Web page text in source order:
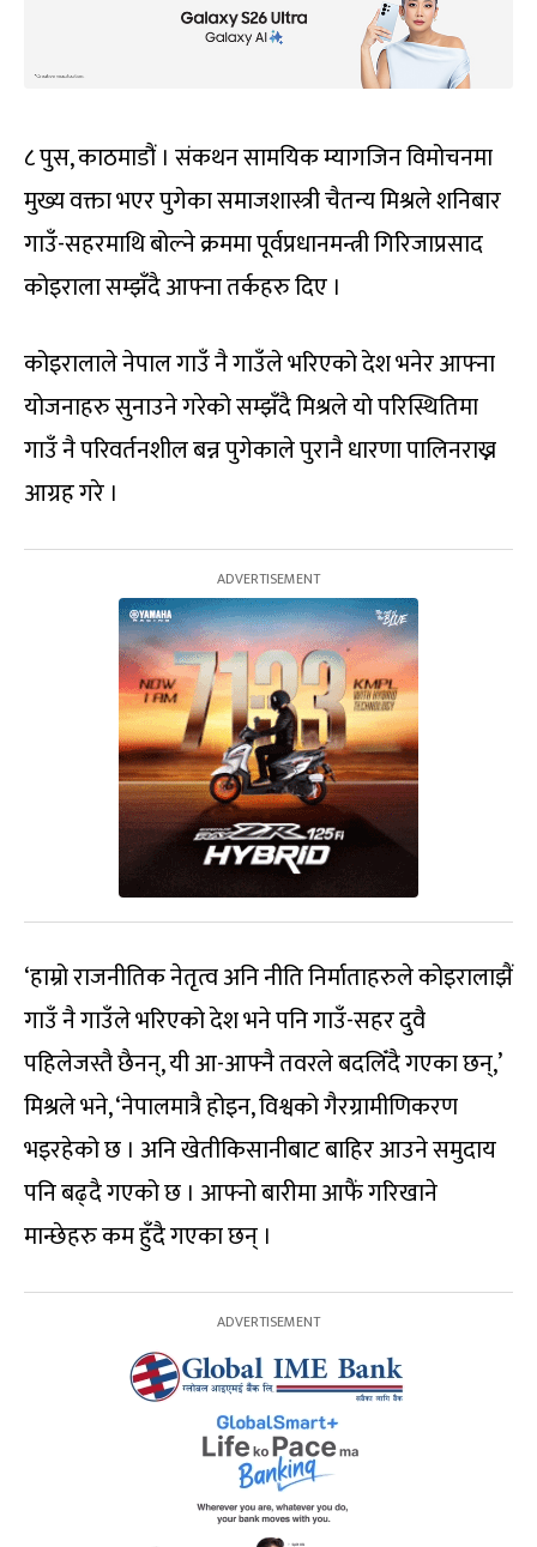
८ पुस, काठमाडौं । संकथन सामयिक म्यागजिन विमोचनमा
मुख्य वक्ता भएर पुगेका समाजशास्त्री चैतन्य मिश्रले शनिबार
गाउँ-सहरमाथि बोल्ने क्रममा पूर्वप्रधानमन्त्री गिरिजाप्रसाद
कोइराला सम्झँदै आफ्ना तर्कहरु दिए ।
कोइरालाले नेपाल गाउँ नै गाउँले भरिएको देश भनेर आफ्ना
योजनाहरु सुनाउने गरेको सम्झँदै मिश्रले यो परिस्थितिमा
गाउँ नै परिवर्तनशील बन्न पुगेकाले पुरानै धारणा पालिनराख्न
आग्रह गरे ।
‘हाम्रो राजनीतिक नेतृत्व अनि नीति निर्माताहरुले कोइरालाझैं
गाउँ नै गाउँले भरिएको देश भने पनि गाउँ-सहर दुवै
पहिलेजस्तै छैनन्, यी आ-आफ्नै तवरले बदलिँदै गएका छन्,’
मिश्रले भने, ‘नेपालमात्रै होइन, विश्वको गैरग्रामीणिकरण
भइरहेको छ । अनि खेतीकिसानीबाट बाहिर आउने समुदाय
पनि बढ्दै गएको छ । आफ्नो बारीमा आफैं गरिखाने
मान्छेहरु कम हुँदै गएका छन् ।